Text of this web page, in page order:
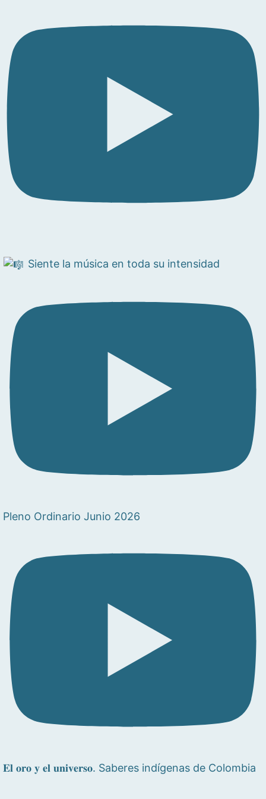
Siente la música en toda su intensidad
Pleno Ordinario Junio 2026
𝐄𝐥 𝐨𝐫𝐨 𝐲 𝐞𝐥 𝐮𝐧𝐢𝐯𝐞𝐫𝐬𝐨. Saberes indígenas de Colombia